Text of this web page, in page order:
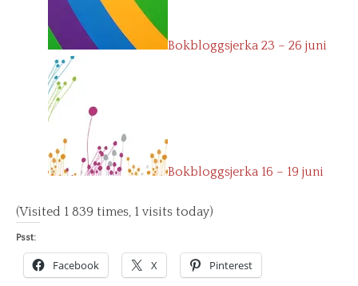
Bokbloggsjerka 23 – 26 juni
Bokbloggsjerka 16 – 19 juni
(Visited 1 839 times, 1 visits today)
Psst:
Facebook X Pinterest